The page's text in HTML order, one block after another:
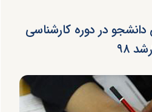
در دوره کارشناسی
۹۸